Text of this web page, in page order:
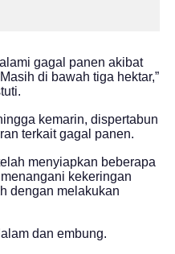
gagal panen akibat
di bawah tiga hektar,”
kemarin, dispertabun
terkait gagal panen.
menyiapkan beberapa
kekeringan
dengan melakukan
dan embung.